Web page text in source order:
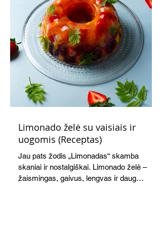
Limonado želė su vaisiais ir
uogomis (Receptas)
Jau pats žodis „Limonadas“ skamba
skaniai ir nostalgiškai. Limonado želė –
žaismingas, gaivus, lengvas ir daug